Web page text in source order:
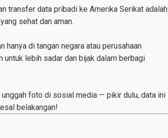
transfer data pribadi ke Amerika Serikat adalah
sehat dan aman.
hanya di tangan negara atau perusahaan
lebih sadar dan bijak dalam berbagi
foto di sosial media — pikir dulu, data ini
belakangan!